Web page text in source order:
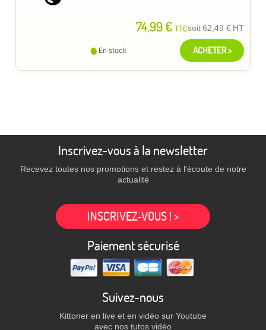
74,99 € TTCsoit62,49 € HT
En stock ACHETER >
Inscrivez-vous à la newsletter
Recevez toutes nos promotions et restez à l'écoute de notre
actualité
INSCRIVEZ-VOUS ! >
Paiement sécurisé
Suivez-nous
Kittoner en live et en vidéo sur Youtube
avec nos tutos vidéo